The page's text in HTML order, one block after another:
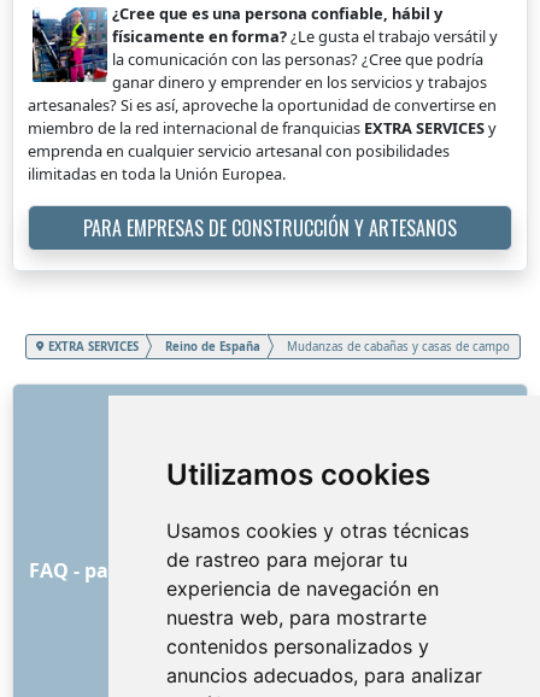
Utilizamos cookies
Usamos cookies y otras técnicas
de rastreo para mejorar tu
experiencia de navegación en
nuestra web, para mostrarte
contenidos personalizados y
anuncios adecuados, para analizar
¿Cree que es una persona confiable, hábil y
físicamente en forma?¿Le gusta el trabajo versátil y
la comunicación con las personas? ¿Cree que podría
ganar dinero y emprender en los servicios y trabajos
artesanales? Si es así, aproveche la oportunidad de convertirse en
miembro de la red internacional de franquicias EXTRA SERVICESy
emprenda en cualquier servicio artesanal con posibilidades
ilimitadas en toda la Unión Europea.
PARA EMPRESAS DE CONSTRUCCIÓN Y ARTESANOS
EXTRA SERVICES Reino de España Mudanzas de cabañas y casas de campo
ENLACES
Cómo comenzó todo
Condiciones y términos generales
FAQ - para los clientes FAQ - para los proveedores
Publicidad y marketing
Blog
Contacto